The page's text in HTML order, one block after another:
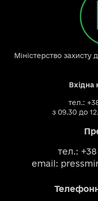
Міністерство захисту
Вхідна
тел.:
з 09.30 до
тел.:
email: